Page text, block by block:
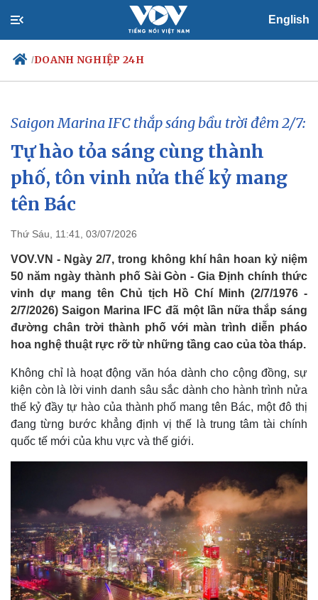
English
/DOANH NGHIỆP 24H
Chính trị
Đảng
Tổ chức nhân sự
Quốc hội
Nhận diện sự thật
Xã hội
Tin 24h
Dự báo thời tiết
Giáo dục
Saigon Marina IFC thắp sáng bầu trời đêm 2/7:
Tự hào tỏa sáng cùng thành
phố, tôn vinh nửa thế kỷ mang
tên Bác
Thứ Sáu, 11:41, 03/07/2026
VOV.VN - Ngày 2/7, trong không khí hân hoan kỷ niệm
50 năm ngày thành phố Sài Gòn - Gia Định chính thức
vinh dự mang tên Chủ tịch Hồ Chí Minh (2/7/1976 -
2/7/2026) Saigon Marina IFC đã một lần nữa thắp sáng
đường chân trời thành phố với màn trình diễn pháo
hoa nghệ thuật rực rỡ từ những tầng cao của tòa tháp.
Không chỉ là hoạt động văn hóa dành cho cộng đồng, sự
kiện còn là lời vinh danh sâu sắc dành cho hành trình nửa
thế kỷ đầy tự hào của thành phố mang tên Bác, một đô thị
đang từng bước khẳng định vị thế là trung tâm tài chính
quốc tế mới của khu vực và thế giới.